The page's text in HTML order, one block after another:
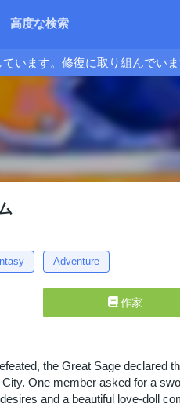
高度な検索
います。修復に取り組んでい
Adventure
作家
the Great Sage declared
One member asked for a
and a beautiful love-doll